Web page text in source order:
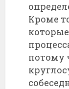
Кроме
потому